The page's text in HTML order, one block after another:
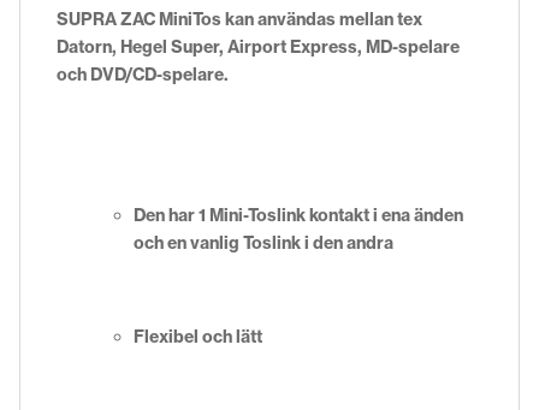
SUPRA ZAC MiniTos kan användas mellan tex
Datorn, Hegel Super, Airport Express, MD-spelare
och DVD/CD-spelare.
Den har 1 Mini-Toslink kontakt i ena änden
och en vanlig Toslink i den andra
Flexibel och lätt